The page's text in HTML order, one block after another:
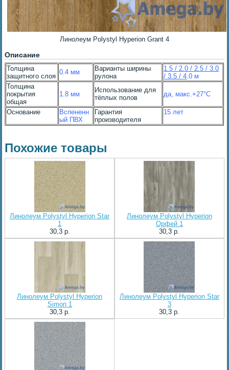
Линолеум Polystyl Hyperion Grant 4
Описание
Толщина
защитного слоя
0.4 мм
Варианты ширины
рулона
1.5 / 2.0 / 2.5 / 3.0
/ 3.5 / 4 .0 м
Толщина
покрытия
общая
1.8 мм
Использование для
тёплых полов
да, макс.+27°С
Основание
Вспененн
ый ПВХ
Гарантия
производителя
15 лет
Похожие товары
Линолеум Polystyl Hyperion Star
1
30,3 p.
Линолеум Polystyl Hyperion
Орфей 1
30,3 p.
Линолеум Polystyl Hyperion
Simon 1
30,3 p.
Линолеум Polystyl Hyperion Star
3
30,3 p.